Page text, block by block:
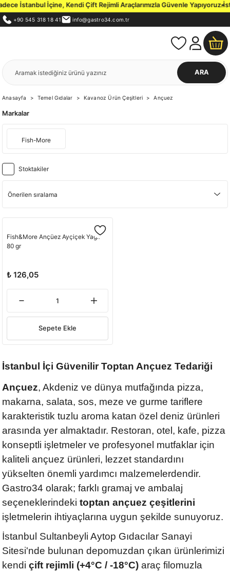
İstanbul İçine, Kendi Çift Rejimli Araçlarımızla Güvenle Yapıyoruz.
+90 545 318 18 41 info@gastro34.com.tr
ARA
Anasayfa Temel Gıdalar Kavanoz Ürün Çeşitleri Ançuez
Markalar
Fish-More
Stoktakiler
Fish&More Ançüez Ayçiçek Yağlı
80 gr
₺ 126,05
Sepete Ekle
İstanbul İçi Güvenilir Toptan Ançuez Tedariği
Ançuez, Akdeniz ve dünya mutfağında pizza,
makarna, salata, sos, meze ve gurme tariflere
karakteristik tuzlu aroma katan özel deniz ürünleri
arasında yer almaktadır. Restoran, otel, kafe, pizza
konseptli işletmeler ve profesyonel mutfaklar için
kaliteli ançuez ürünleri, lezzet standardını
yükselten önemli yardımcı malzemelerdendir.
Gastro34 olarak; farklı gramaj ve ambalaj
seçeneklerindeki toptan ançuez çeşitlerini
işletmelerin ihtiyaçlarına uygun şekilde sunuyoruz.
İstanbul Sultanbeyli Aytop Gıdacılar Sanayi
Sitesi'nde bulunan depomuzdan çıkan ürünlerimizi
kendi çift rejimli (+4°C / -18°C) araç filomuzla